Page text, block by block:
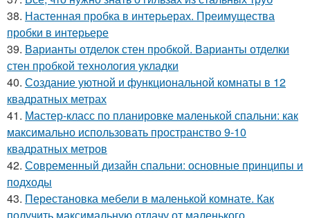
38. Настенная пробка в интерьерах. Преимущества
пробки в интерьере
39. Варианты отделок стен пробкой. Варианты отделки
стен пробкой технология укладки
40. Создание уютной и функциональной комнаты в 12
квадратных метрах
41. Мастер-класс по планировке маленькой спальни: как
максимально использовать пространство 9-10
квадратных метров
42. Современный дизайн спальни: основные принципы и
подходы
43. Перестановка мебели в маленькой комнате. Как